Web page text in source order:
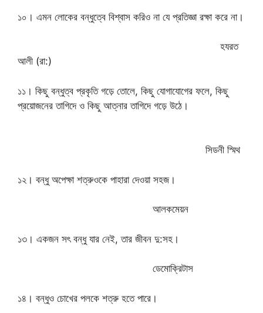
১০। এমন লোকের বন্ধুত্বে বিশ্বাস করিও না যে প্রতিজ্ঞা রক্ষা করে না।
হযরত
আলী (রা:)
১১। কিছু বন্ধুত্ব প্রকৃতি গড়ে তোলে, কিছু যোগাযোগের ফলে, কিছু
প্রয়োজনের তাগিদে ও কিছু আত্নার তাগিদে গড়ে উঠে।
সিডনী স্মিথ
১২। বন্ধু অপেক্ষা শত্রুওকে পাহারা দেওয়া সহজ।
আলকমেয়ন
১৩। একজন সৎ বন্ধু যার নেই, তার জীবন দু:সহ।
ডেমোক্রিটাস
১৪। বন্ধুও চোখের পলকে শত্রু হতে পারে।